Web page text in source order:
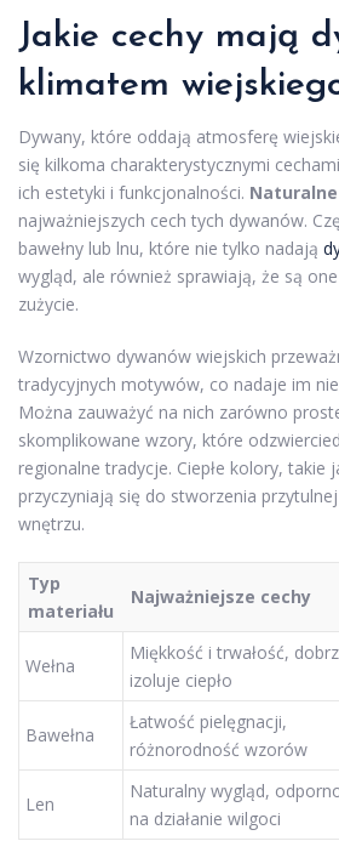
Jakie cechy mają
klimatem
Dywany, które oddają atmosferę
się kilkoma charakterystycznymi
ich estetyki i funkcjonalności.
najważniejszych cech tych dywanów.
bawełny lub lnu, które nie tylko nadają
wygląd, ale również sprawiają, że są
zużycie.
Wzornictwo dywanów wiejskich
tradycyjnych motywów, co nadaje im
Można zauważyć na nich zarówno
skomplikowane wzory, które
regionalne tradycje. Ciepłe kolory, takie
przyczyniają się do stworzenia
wnętrzu.
Typ
materiału
Najważniejsze cechy
Wełna
Miękkość i trwałość,
izoluje ciepło
Bawełna
Łatwość pielęgnacji,
różnorodność wzorów
Len
Naturalny wygląd,
na działanie wilgoci